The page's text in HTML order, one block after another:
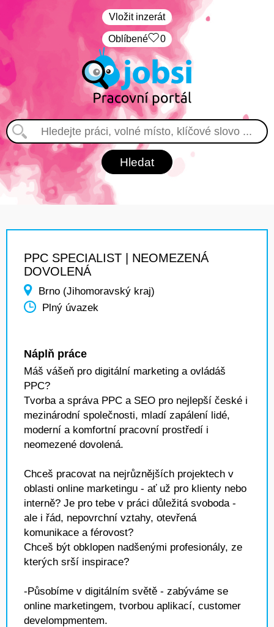
Vložit inzerát
Oblíbené 0
PPC SPECIALIST | NEOMEZENÁ
DOVOLENÁ
Brno (Jihomoravský kraj)
Plný úvazek
Náplň práce
Máš vášeň pro digitální marketing a ovládáš
PPC?
Tvorba a správa PPC a SEO pro nejlepší české i
mezinárodní společnosti, mladí zapálení lidé,
moderní a komfortní pracovní prostředí i
neomezené dovolená.
Chceš pracovat na nejrůznějších projektech v
oblasti online marketingu - ať už pro klienty nebo
interně? Je pro tebe v práci důležitá svoboda -
ale i řád, nepovrchní vztahy, otevřená
komunikace a férovost?
Chceš být obklopen nadšenými profesionály, ze
kterých srší inspirace?
-Působíme v digitálním světě - zabýváme se
online marketingem, tvorbou aplikací, customer
develompmentem.